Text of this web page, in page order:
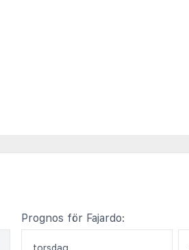
Prognos för Fajardo: